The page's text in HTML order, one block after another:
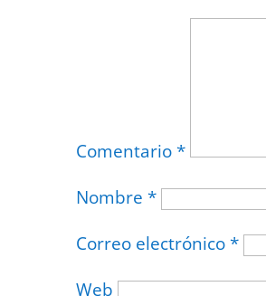
Comentario *
Nombre *
Correo electrónico *
Web